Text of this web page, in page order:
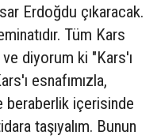
Erdoğdu çıkaracak.
Tüm Kars
diyorum ki "Kars'ı
esnafımızla,
beraberlik içerisinde
taşıyalım. Bunun